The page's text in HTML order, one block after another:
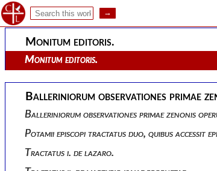
Appendix prima ad opera sancti zenonis
Monitum editoris.
Monitum editoris.
Balleriniorum observationes primae
Balleriniorum observationes primae zenonis
Potamii episcopi tractatus duo, quibus accessit
Tractatus i. de lazaro.